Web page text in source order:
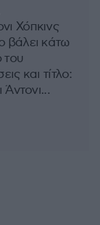
Χόπκινς
βάλει κάτω
του
και τίτλο: